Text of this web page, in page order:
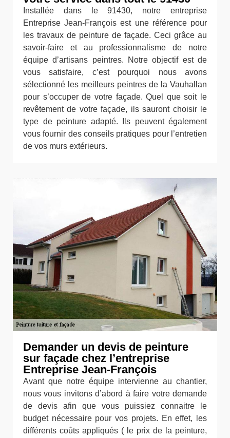
Installée dans le 91430, notre entreprise
Entreprise Jean-François est une référence pour
les travaux de peinture de façade. Ceci grâce au
savoir-faire et au professionnalisme de notre
équipe d’artisans peintres. Notre objectif est de
vous satisfaire, c’est pourquoi nous avons
sélectionné les meilleurs peintres de la Vauhallan
pour s’occuper de votre façade. Quel que soit le
revêtement de votre façade, ils sauront choisir le
type de peinture adapté. Ils peuvent également
vous fournir des conseils pratiques pour l’entretien
de vos murs extérieurs.
Demander un devis de peinture
sur façade chez l’entreprise
Entreprise Jean-François
Avant que notre équipe intervienne au chantier,
nous vous invitons d’abord à faire votre demande
de devis afin que vous puissiez connaitre le
budget nécessaire pour vos projets. En effet, les
différents coûts appliqués ( le prix de la peinture,